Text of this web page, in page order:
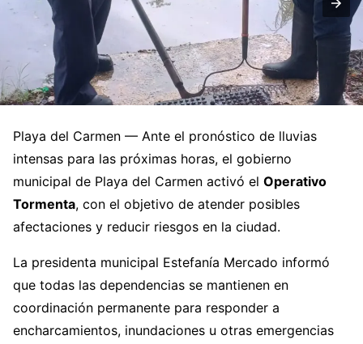
Playa del Carmen — Ante el pronóstico de lluvias
intensas para las próximas horas, el gobierno
municipal de Playa del Carmen activó el Operativo
Tormenta, con el objetivo de atender posibles
afectaciones y reducir riesgos en la ciudad.
La presidenta municipal Estefanía Mercado informó
que todas las dependencias se mantienen en
coordinación permanente para responder a
encharcamientos, inundaciones u otras emergencias